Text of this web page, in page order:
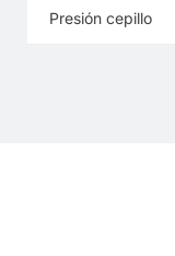
Presión cepillo